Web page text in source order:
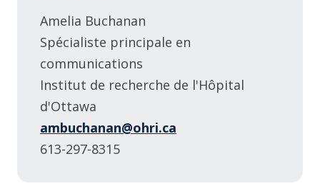
Amelia Buchanan
Spécialiste principale en
communications
Institut de recherche de l'Hôpital
d'Ottawa
ambuchanan@ohri.ca
613-297-8315